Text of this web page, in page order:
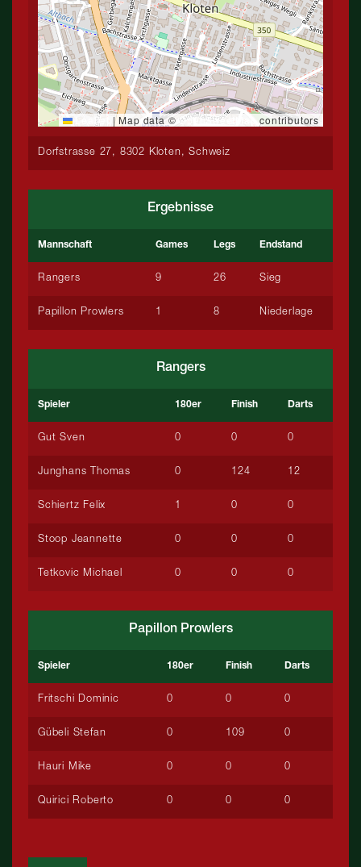
Leaflet |Map data ©OpenStreetMap contributors
Dorfstrasse 27, 8302 Kloten, Schweiz
Ergebnisse
Mannschaft Games Legs Endstand
Rangers 9 26 Sieg
Papillon Prowlers 1 8 Niederlage
Rangers
Spieler 180er Finish Darts
Gut Sven 0 0 0
Junghans Thomas 0 124 12
Schiertz Felix 1 0 0
Stoop Jeannette 0 0 0
Tetkovic Michael 0 0 0
Papillon Prowlers
Spieler 180er Finish Darts
Fritschi Dominic 0 0 0
Gübeli Stefan 0 109 0
Hauri Mike 0 0 0
Quirici Roberto 0 0 0